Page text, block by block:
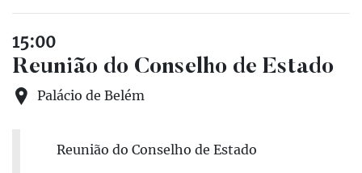
15:00
Reunião do Conselho de Estado
Palácio de Belém
Reunião do Conselho de Estado